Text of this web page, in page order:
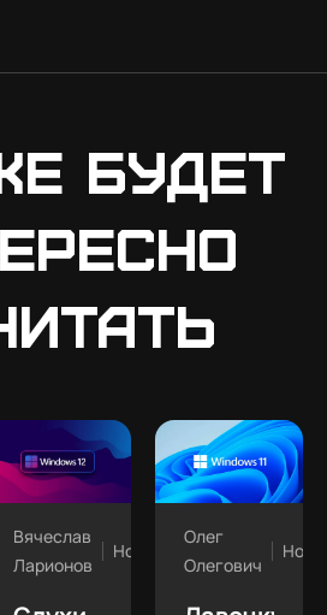
будет
Вячеслав
Ларионов
Новости
Олег
Олегович